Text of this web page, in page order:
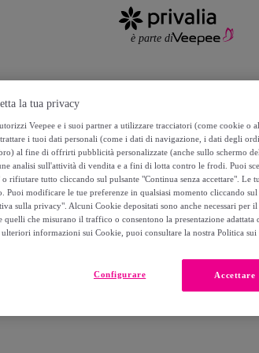
la tua esperienza online salvando
la tua privacy
Veepee e i suoi partner a utilizzare tracciatori (come cookie o
i tuoi dati personali (come i dati di navigazione, i dati degli
al fine di offrirti pubblicità personalizzate (anche sullo schermo
analisi sull'attività di vendita e a fini di lotta contro le frodi. Puoi
rifiutare tutto cliccando sul pulsante "Continua senza accettare". Le
Puoi modificare le tue preferenze in qualsiasi momento cliccando
sulla privacy". Alcuni Cookie depositati sono anche necessari per
quelli che misurano il traffico o consentono la presentazione adattata
ulteriori informazioni sui Cookie, puoi consultare la nostra Politica sui
Accettare
Configurare